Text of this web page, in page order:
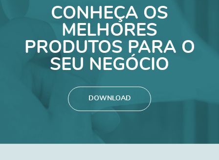
CONHEÇA OS
MELHORES
PRODUTOS PARA O
SEU NEGÓCIO
DOWNLOAD